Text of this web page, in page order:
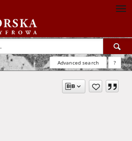
Advanced search ?